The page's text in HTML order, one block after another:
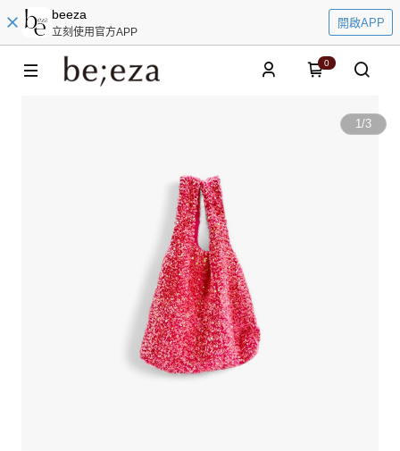
beeza
立刻使用官方APP
開啟APP
0
1/3